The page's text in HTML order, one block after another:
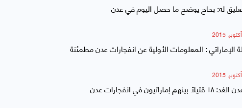
له: بحاح يوضح ما حصل اليوم في عدن
الإماراتي : المعلومات الأولية عن انفجارات عدن مطمئنة
إماراتيون في انفجارات عدن